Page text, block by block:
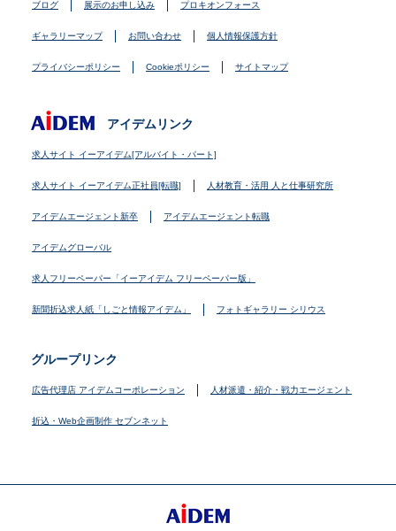
ブログ 展示のお申し込み プロキオンフォース
ギャラリーマップ お問い合わせ 個人情報保護方針
プライバシーポリシー Cookieポリシー サイトマップ
アイデムリンク
求人サイト イーアイデム[アルバイト・パート]
求人サイト イーアイデム正社員[転職] 人材教育・活用 人と仕事研究所
アイデムエージェント新卒 アイデムエージェント転職
アイデムグローバル
求人フリーペーパー「イーアイデム フリーペーパー版」
新聞折込求人紙「しごと情報アイデム」 フォトギャラリー シリウス
グループリンク
広告代理店 アイデムコーポレーション 人材派遣・紹介・戦力エージェント
折込・Web企画制作 セブンネット